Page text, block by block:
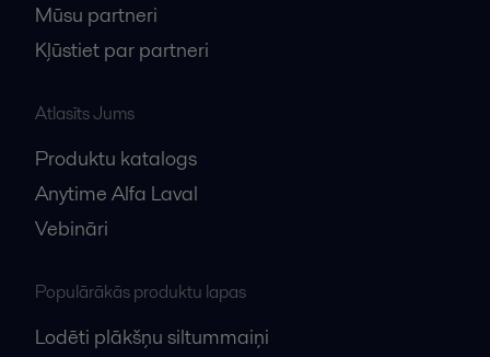
Mūsu partneri
Kļūstiet par partneri
Atlasīts Jums
Produktu katalogs
Anytime Alfa Laval
Vebināri
Populārākās produktu lapas
Lodēti plākšņu siltummaiņi